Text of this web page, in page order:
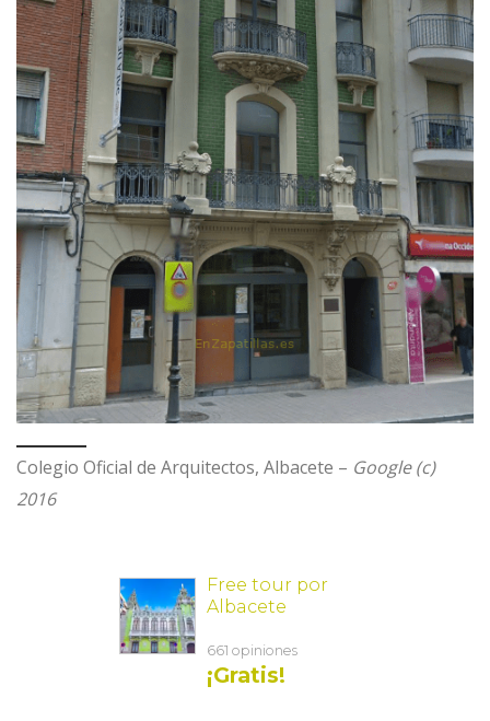
Colegio Oficial de Arquitectos, Albacete – Google (c)
2016